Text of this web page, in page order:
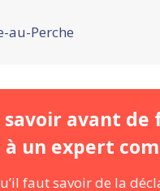
au-Perche
savoir avant de
à un expert
faut savoir de la